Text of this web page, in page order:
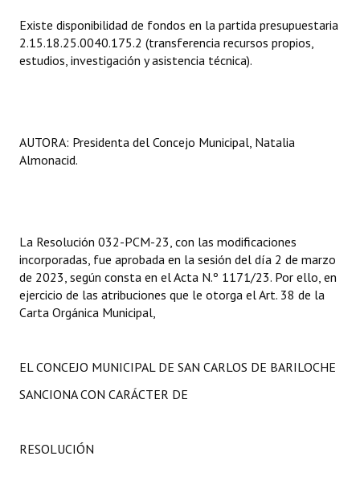
Antiguos Pobladores - Registro
Entrega de distinciones
Existe disponibilidad de fondos en la partida presupuestaria
2.15.18.25.0040.175.2 (transferencia recursos propios,
estudios, investigación y asistencia técnica).
AUTORA: Presidenta del Concejo Municipal, Natalia
Almonacid.
La Resolución 032-PCM-23, con las modificaciones
incorporadas, fue aprobada en la sesión del día 2 de marzo
de 2023, según consta en el Acta N.º 1171/23. Por ello, en
ejercicio de las atribuciones que le otorga el Art. 38 de la
Carta Orgánica Municipal,
EL CONCEJO MUNICIPAL DE SAN CARLOS DE BARILOCHE
SANCIONA CON CARÁCTER DE
RESOLUCIÓN